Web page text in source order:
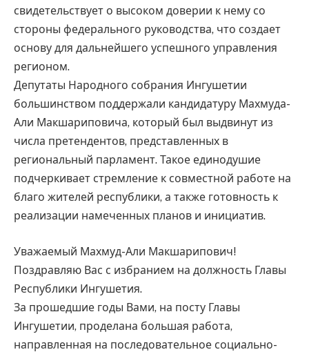
свидетельствует о высоком доверии к нему со
стороны федерального руководства, что создает
основу для дальнейшего успешного управления
регионом.
Депутаты Народного собрания Ингушетии
большинством поддержали кандидатуру Махмуда-
Али Макшариповича, который был выдвинут из
числа претендентов, представленных в
региональный парламент. Такое единодушие
подчеркивает стремление к совместной работе на
благо жителей республики, а также готовность к
реализации намеченных планов и инициатив.
Уважаемый Махмуд-Али Макшарипович!
Поздравляю Вас с избранием на должность Главы
Республики Ингушетия.
За прошедшие годы Вами, на посту Главы
Ингушетии, проделана большая работа,
направленная на последовательное социально-